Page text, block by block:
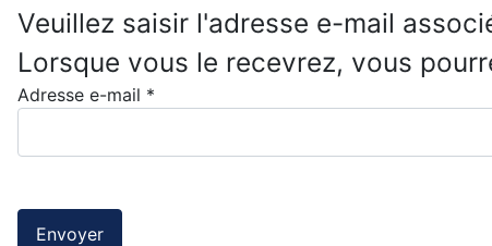
Veuillez saisir l'adresse e-mail
Lorsque vous le recevrez, vous
Adresse e-mail *
Envoyer